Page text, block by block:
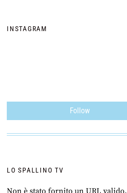
INSTAGRAM
Follow
LO SPALLINO TV